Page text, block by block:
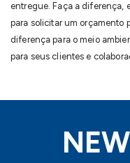
entregue. Faça a diferença,
para solicitar um orçamento
diferença para o meio
para seus clientes e